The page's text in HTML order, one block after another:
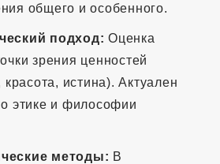
общего и особенного.
подход: Оценка
зрения ценностей
красота, истина). Актуален
этике и философии
методы: В